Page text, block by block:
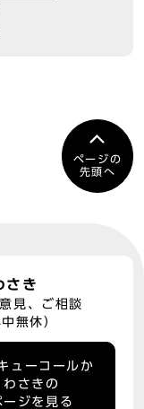
ページの
先頭へ
さき
見、ご相談
無休）
ューコールか
わさきの
ージを見る